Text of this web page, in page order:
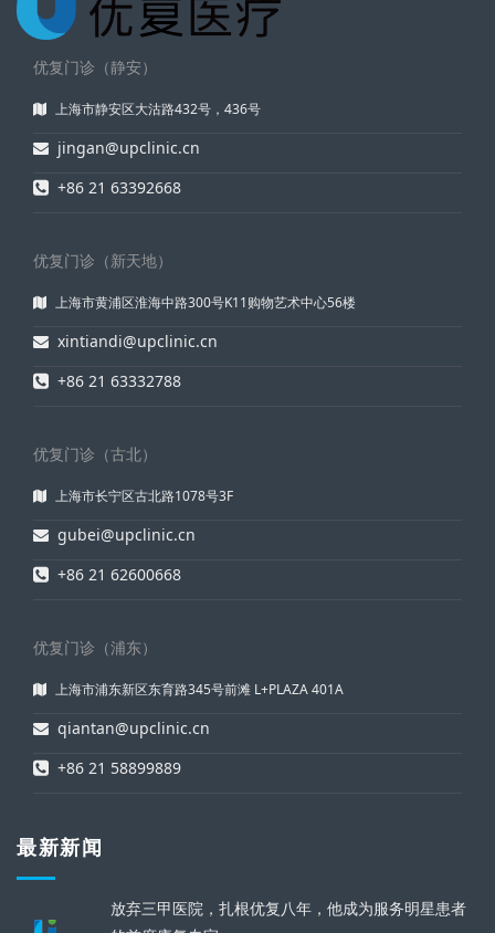
优复门诊（静安）
上海市静安区大沽路432号，436号
jingan@upclinic.cn
+86 21 63392668
优复门诊（新天地）
上海市黄浦区淮海中路300号K11购物艺术中心56楼
xintiandi@upclinic.cn
+86 21 63332788
优复门诊（古北）
上海市长宁区古北路1078号3F
gubei@upclinic.cn
+86 21 62600668
优复门诊（浦东）
上海市浦东新区东育路345号前滩 L+PLAZA 401A
qiantan@upclinic.cn
+86 21 58899889
最新新闻
放弃三甲医院，扎根优复八年，他成为服务明星患者